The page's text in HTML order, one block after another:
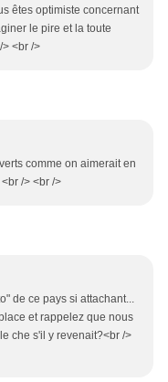
êtes optimiste concernant
le pire et la toute
<br />
comme on aimerait en
/> <br />
de ce pays si attachant...
et rappelez que nous
che s'il y revenait?<br />